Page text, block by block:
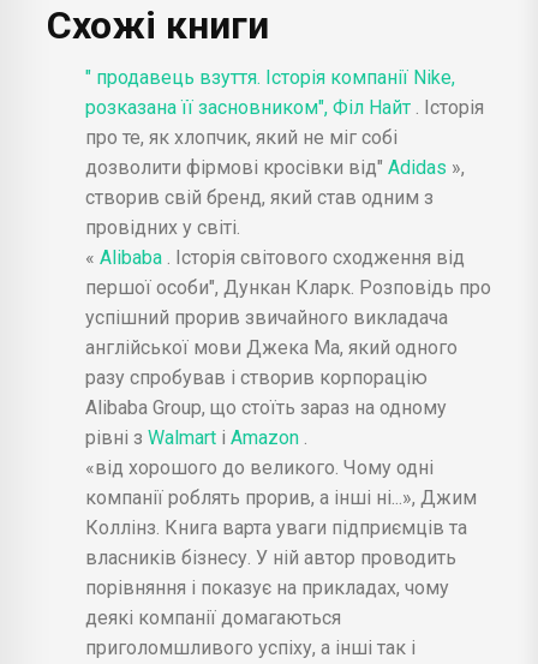
Схожі книги
" продавець взуття. Історія компанії Nike,
розказана її засновником", Філ Найт . Історія
про те, як хлопчик, який не міг собі
дозволити фірмові кросівки від" Adidas »,
створив свій бренд, який став одним з
провідних у світі.
« Alibaba
. Історія світового сходження від
першої особи", Дункан Кларк. Розповідь про
успішний прорив звичайного викладача
англійської мови Джека Ма, який одного
разу спробував і створив корпорацію
Alibaba Group, що стоїть зараз на одному
рівні з Walmart і Amazon
«від хорошого до великого. Чому одні
компанії роблять прорив, а інші ні...», Джим
Коллінз. Книга варта уваги підприємців та
власників бізнесу. У ній автор проводить
порівняння і показує на прикладах, чому
деякі компанії домагаються
приголомшливого успіху, а інші так і